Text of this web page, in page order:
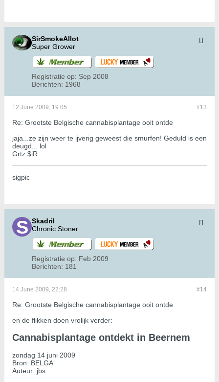
SirSmokeAllot
Super Grower
Registratie op: Sep 2008
Berichten: 1968
#13
12 June 2009, 19:05
Re: Grootste Belgische cannabisplantage ooit ontde
jaja...ze zijn weer te ijverig geweest die smurfen! Geduld is een
deugd... lol
Grtz $iR
sigpic
Skadril
Chronic Stoner
Registratie op: Feb 2009
Berichten: 181
#14
14 June 2009, 22:28
Re: Grootste Belgische cannabisplantage ooit ontde
en de flikken doen vrolijk verder:
Cannabisplantage ontdekt in Beernem
zondag 14 juni 2009
Bron: BELGA
Auteur: jbs